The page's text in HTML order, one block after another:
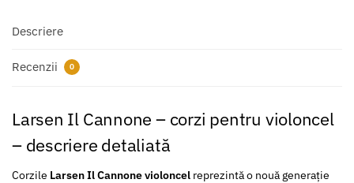
Descriere
Recenzii 0
Larsen Il Cannone – corzi pentru violoncel
– descriere detaliată
Corzile Larsen Il Cannone violoncel reprezintă o nouă generație